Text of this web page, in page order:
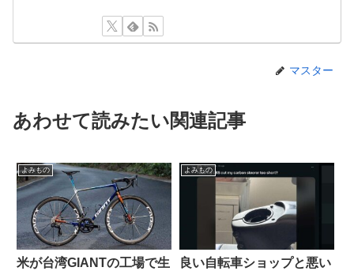
マスター
あわせて読みたい関連記事
よみもの
米が台湾GIANTの工場で生
よみもの
良い自転車ショップと悪い